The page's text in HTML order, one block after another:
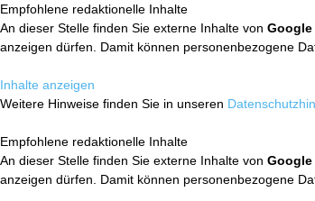
Empfohlene redaktionelle Inhalte
An dieser Stelle finden Sie externe Inhalte von Google
anzeigen dürfen. Damit können personenbezogene
Inhalte anzeigen
Weitere Hinweise finden Sie in unseren
Empfohlene redaktionelle Inhalte
An dieser Stelle finden Sie externe Inhalte von Google
anzeigen dürfen. Damit können personenbezogene